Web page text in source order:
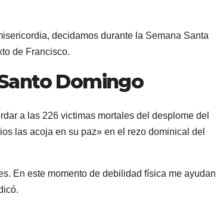
decidamos durante la Semana Santa
de Francisco.
Domingo
a las 226 victimas mortales del desplome del
las acoja en su paz» en el rezo dominical del
En este momento de debilidad física me ayudan